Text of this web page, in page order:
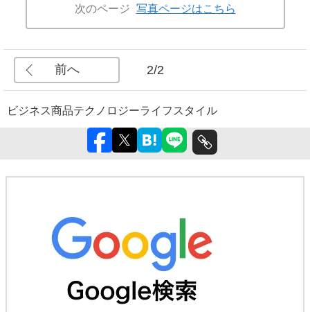
次のページ 写真ページはこちら
前へ 2/2
ビジネス商品テクノロジーライフスタイル